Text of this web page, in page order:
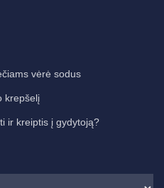
vėrė sodus
krepšelį
ir kreiptis į gydytoją?